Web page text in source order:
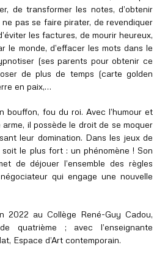
de transformer les notes, d’obtenir
pas se faire pirater, de revendiquer
les factures, de mourir heureux,
le monde, d’effacer les mots dans le
(ses parents pour obtenir ce
de plus de temps (carte golden
en paix,…
bouffon, fou du roi. Avec l’humour et
il possède le droit de se moquer
leur domination. Dans les jeux de
le plus fort : un phénomène ! Son
de déjouer l’ensemble des règles
qui engage une nouvelle
2022 au Collège René-Guy Cadou,
quatrième ; avec l’enseignante
Espace d’Art contemporain.